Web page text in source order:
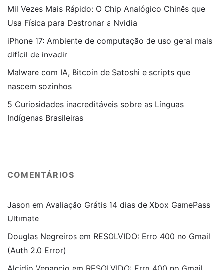
Mil Vezes Mais Rápido: O Chip Analógico Chinês que
Usa Física para Destronar a Nvidia
iPhone 17: Ambiente de computação de uso geral mais
difícil de invadir
Malware com IA, Bitcoin de Satoshi e scripts que
nascem sozinhos
5 Curiosidades inacreditáveis sobre as Línguas
Indígenas Brasileiras
COMENTÁRIOS
Jason em Avaliação Grátis 14 dias de Xbox GamePass
Ultimate
Douglas Negreiros em RESOLVIDO: Erro 400 no Gmail
(Auth 2.0 Error)